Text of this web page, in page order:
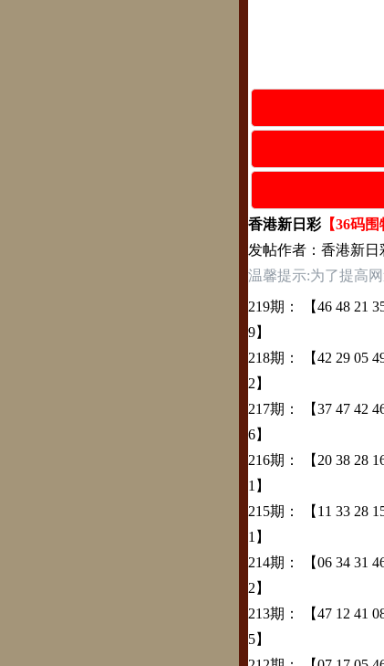
香港新日彩【36码围
发帖作者：香港新日
温馨提示:为了提高
219期：
【46 48 21
9】
218期：
【42 29 05
2】
217期：
【37 47 42
6】
216期：
【20 38 28
1】
215期：
【11 33 28
1】
214期：
【06 34 31
2】
213期：
【47 12 41
5】